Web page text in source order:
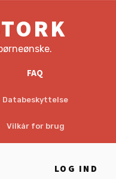
LOG IND
FAQ
Databeskyttelse
Vilkår for brug